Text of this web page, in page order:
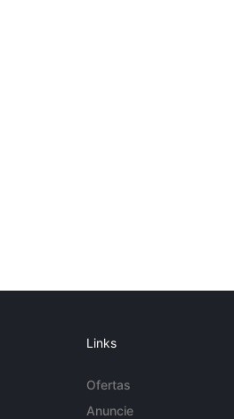
Links
Ofertas
Anuncie